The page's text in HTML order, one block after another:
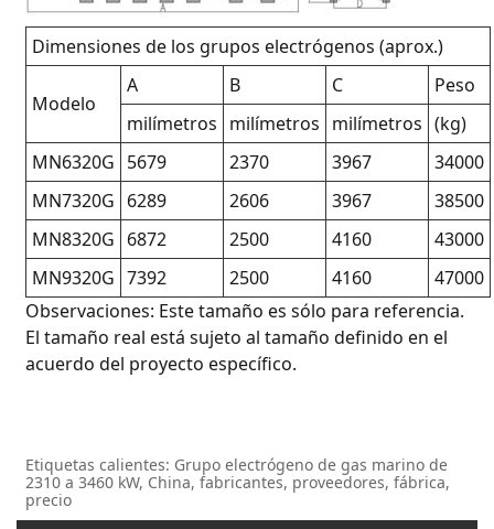
Dimensiones de los grupos electrógenos (aprox.)
Modelo
A B C
Peso
milímetros milímetros milímetros (kg)
MN6320G 5679 2370 3967
34000
MN7320G 6289 2606 3967
38500
MN8320G 6872 2500 4160
43000
MN9320G 7392 2500 4160
47000
Observaciones: Este tamaño es sólo para referencia.
El tamaño real está sujeto al tamaño definido en el
acuerdo del proyecto específico.
Etiquetas calientes: Grupo electrógeno de gas marino de
2310 a 3460 kW, China, fabricantes, proveedores, fábrica,
precio